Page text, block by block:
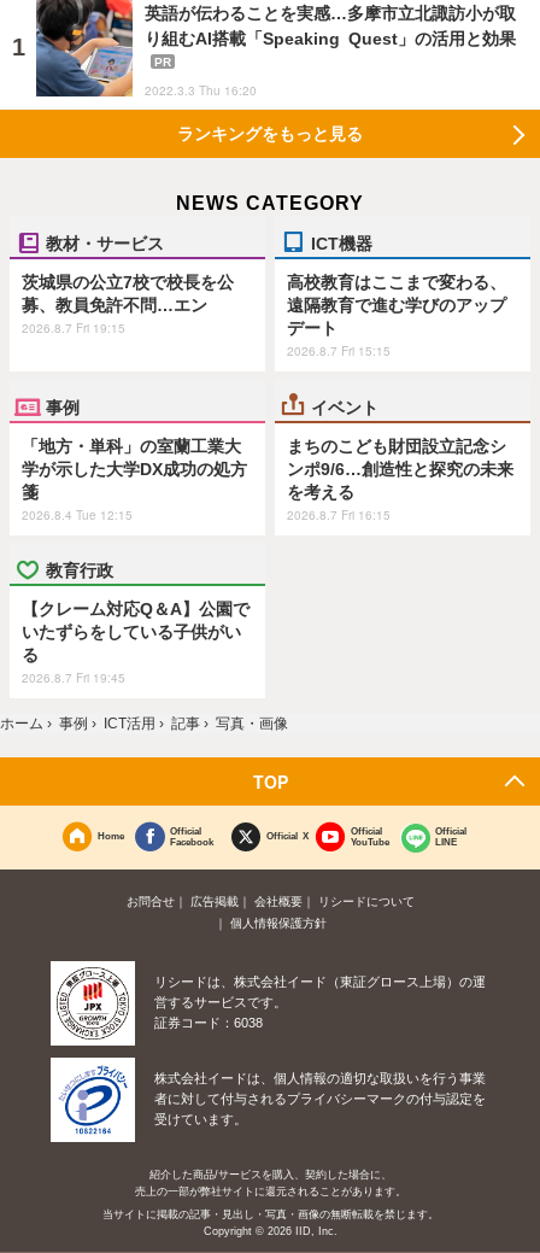
英語が伝わることを実感…多摩市立北諏訪小が取
り組むAI搭載「Speaking Quest」の活用と効果
PR
2022.3.3 Thu 16:20
ランキングをもっと見る
NEWS CATEGORY
教材・サービス
茨城県の公立7校で校長を公
募、教員免許不問…エン
2026.8.7 Fri 19:15
ICT機器
高校教育はここまで変わる、
遠隔教育で進む学びのアップ
デート
2026.8.7 Fri 15:15
事例
「地方・単科」の室蘭工業大
学が示した大学DX成功の処方
箋
2026.8.4 Tue 12:15
イベント
まちのこども財団設立記念シ
ンポ9/6…創造性と探究の未来
を考える
2026.8.7 Fri 16:15
教育行政
【クレーム対応Q＆A】公園で
いたずらをしている子供がい
る
2026.8.7 Fri 19:45
ホーム › 事例 › ICT活用 › 記事 › 写真・画像
TOP
Home
Official
Facebook
Official X
Official
YouTube
Official
LINE
お問合せ 広告掲載 会社概要
リシードについて
個人情報保護方針
リシードは、株式会社イード（東証グロース上場）の運
営するサービスです。
証券コード：6038
株式会社イードは、個人情報の適切な取扱いを行う事業
者に対して付与されるプライバシーマークの付与認定を
受けています。
紹介した商品/サービスを購入、契約した場合に、
売上の一部が弊社サイトに還元されることがあります。
当サイトに掲載の記事・見出し・写真・画像の無断転載を禁じます。
Copyright © 2026 IID, Inc.